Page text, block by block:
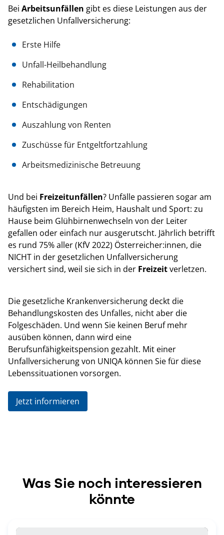
Bei Arbeitsunfällen gibt es diese Leistungen aus der
gesetzlichen Unfallversicherung:
Erste Hilfe
Unfall-Heilbehandlung
Rehabilitation
Entschädigungen
Auszahlung von Renten
Zuschüsse für Entgeltfortzahlung
Arbeitsmedizinische Betreuung
Und bei Freizeitunfällen? Unfälle passieren sogar am
häufigsten im Bereich Heim, Haushalt und Sport: zu
Hause beim Glühbirnenwechseln von der Leiter
gefallen oder einfach nur ausgerutscht. Jährlich betrifft
es rund 75% aller (KfV 2022) Österreicher:innen, die
NICHT in der gesetzlichen Unfallversicherung
versichert sind, weil sie sich in der Freizeitverletzen.
Die gesetzliche Krankenversicherung deckt die
Behandlungskosten des Unfalles, nicht aber die
Folgeschäden. Und wenn Sie keinen Beruf mehr
ausüben können, dann wird eine
Berufsunfähigkeitspension gezahlt. Mit einer
Unfallversicherung von UNIQA können Sie für diese
Lebenssituationen vorsorgen.
Jetzt informieren
Was Sie noch interessieren
könnte